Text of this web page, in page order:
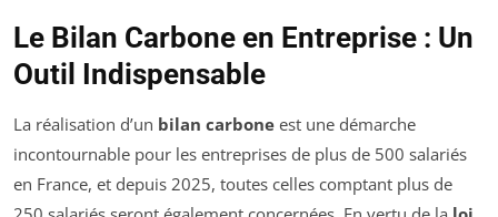
Le Bilan Carbone en Entreprise : Un
Outil Indispensable
La réalisation d’un bilan carbone est une démarche
incontournable pour les entreprises de plus de 500 salariés
en France, et depuis 2025, toutes celles comptant plus de